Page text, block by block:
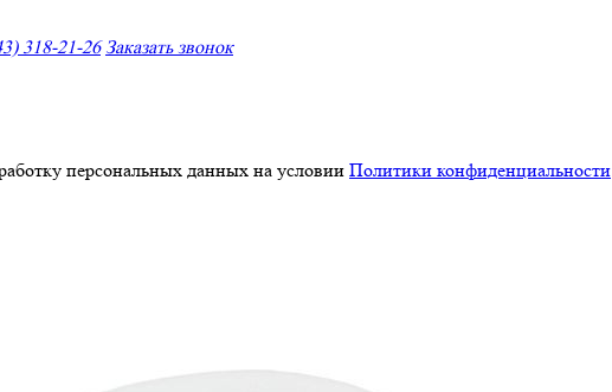
318-21-26 Заказать звонок
персональных данных на условии Политики конфиденциальности